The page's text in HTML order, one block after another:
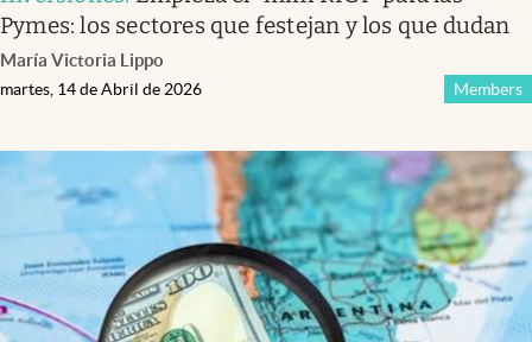
Pymes: los sectores que festejan y los que dudan
María Victoria Lippo
Members
martes, 14 de Abril de 2026